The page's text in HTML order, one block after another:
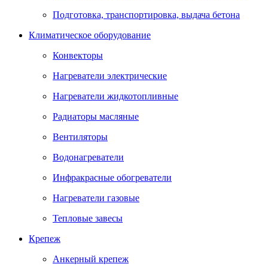
Подготовка, транспортировка, выдача бетона
Климатическое оборудование
Конвекторы
Нагреватели электрические
Нагреватели жидкотопливные
Радиаторы масляные
Вентиляторы
Водонагреватели
Инфракрасные обогреватели
Нагреватели газовые
Тепловые завесы
Крепеж
Анкерный крепеж